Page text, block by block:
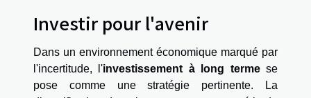
Investir pour l'avenir
Dans un environnement économique marqué par
l'incertitude, l'investissement à long termese
pose comme une stratégie pertinente. La